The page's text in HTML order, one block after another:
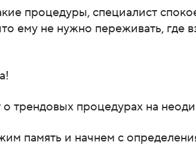
процедуры, специалист
ему не нужно переживать, где
трендовых процедурах на
память и начнем с